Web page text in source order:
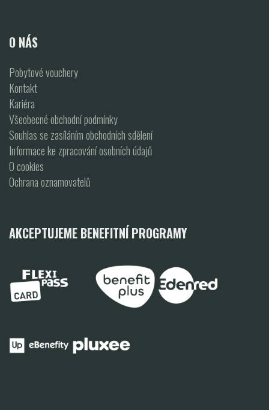
O NÁS
Pobytové vouchery
Kontakt
Kariéra
Všeobecné obchodní podmínky
Souhlas se zasíláním obchodních sdělení
Informace ke zpracování osobních údajů
O cookies
Ochrana oznamovatelů
AKCEPTUJEME BENEFITNÍ PROGRAMY